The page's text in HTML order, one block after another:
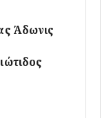
Άδωνις